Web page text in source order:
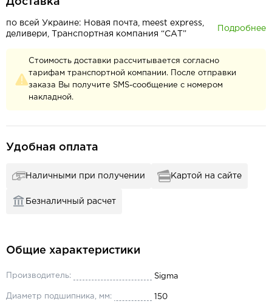
по всей Украине: Новая почта, meest express,
деливери, Транспортная компания “САТ”
Подробнее
Стоимость доставки рассчитывается согласно
тарифам транспортной компании. После отправки
заказа Вы получите SMS-сообщение с номером
накладной.
Удобная оплата
Наличными при получении Картой на сайте
Безналичный расчет
Общие характеристики
Производитель: Sigma
Диаметр подшипника, мм: 150